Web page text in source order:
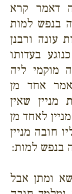
דאמר קרא
בנפש למות
עונה ורבנן
בעדותו
מוקמי ליה
אחד מן
מניין שאין
לאחד מן
חובה מניין
בנפש למות:
ומתן אבל